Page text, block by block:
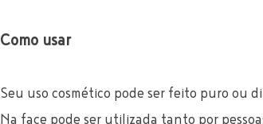
Como usar
Seu uso cosmético pode ser feito puro ou